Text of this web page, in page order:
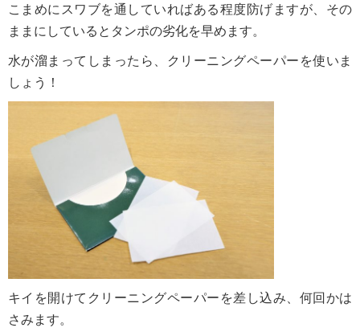
こまめにスワブを通していればある程度防げますが、その
ままにしているとタンポの劣化を早めます。
水が溜まってしまったら、クリーニングペーパーを使いま
しょう！
キイを開けてクリーニングペーパーを差し込み、何回かは
さみます。